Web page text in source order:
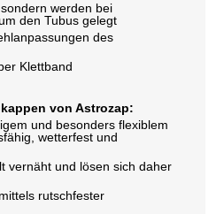
werden bei
den Tubus gelegt
des
Klettband
von Astrozap:
und besonders flexiblem
wetterfest und
vernäht und lösen sich daher
rutschfester